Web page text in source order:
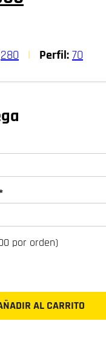
actual
280 | Perfil:70
por orden)
AL CARRITO